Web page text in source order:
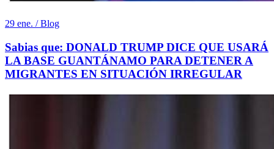
29 ene. / Blog
Sabias que: DONALD TRUMP DICE QUE USARÁ
LA BASE GUANTÁNAMO PARA DETENER A
MIGRANTES EN SITUACIÓN IRREGULAR